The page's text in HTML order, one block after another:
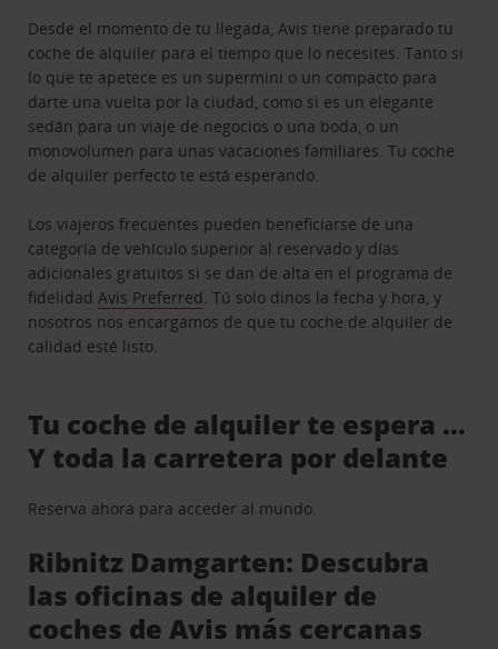
Desde el momento de tu llegada, Avis tiene preparado tu
coche de alquiler para el tiempo que lo necesites. Tanto si
lo que te apetece es un supermini o un compacto para
darte una vuelta por la ciudad, como si es un elegante
sedán para un viaje de negocios o una boda, o un
monovolumen para unas vacaciones familiares. Tu coche
de alquiler perfecto te está esperando.
Los viajeros frecuentes pueden beneficiarse de una
categoría de vehículo superior al reservado y días
adicionales gratuitos si se dan de alta en el programa de
fidelidadAvis Preferred. Tú solo dinos la fecha y hora, y
nosotros nos encargamos de que tu coche de alquiler de
calidad esté listo.
Tu coche de alquiler te espera …
Y toda la carretera por delante
Reserva ahora para acceder al mundo.
Ribnitz Damgarten: Descubra
las oficinas de alquiler de
coches de Avis más cercanas